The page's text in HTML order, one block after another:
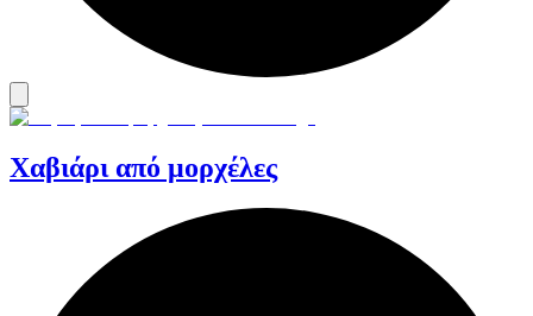
Χαβιάρι από μορχέλες